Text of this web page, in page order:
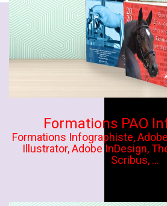
Formations PAO
Formations Infographiste,
Illustrator, Adobe InDesign,
Scribus, ...